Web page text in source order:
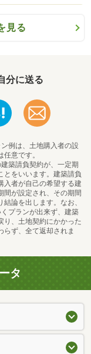
見る
分に送る
例は、土地購入者の設
意です。
築請負契約が、一定期
とをいいます。建築請負
入者が自己の希望する建
間が設定され、その期間
論を出します。なお、
プランが出来ず、建築
り、土地契約にかかった
らず、全て返却されま
タ